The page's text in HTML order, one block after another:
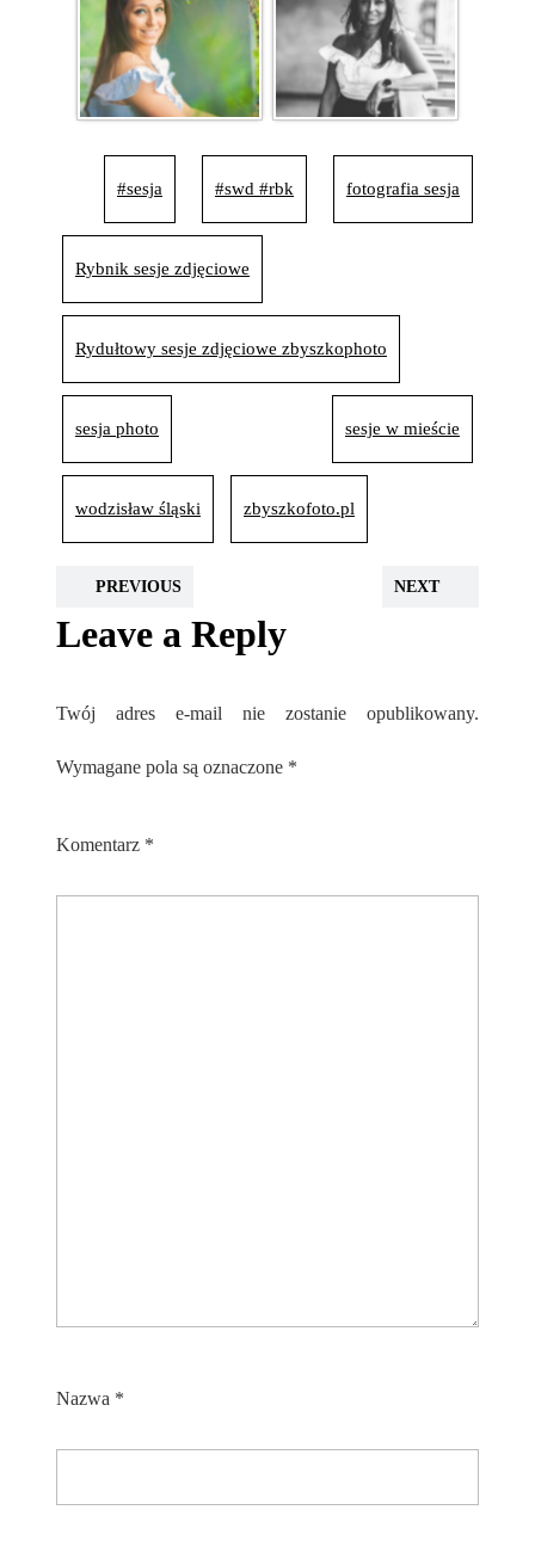
#sesja #swd #rbk fotografia sesja
Rybnik sesje zdjęciowe
Rydułtowy sesje zdjęciowe zbyszkophoto
sesja photo sesje w mieście
wodzisław śląski zbyszkofoto.pl
PREVIOUS NEXT
Leave a Reply
Twój adres e-mail nie zostanie opublikowany.
Wymagane pola są oznaczone *
Komentarz *
Nazwa *